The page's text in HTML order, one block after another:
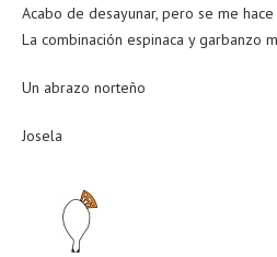
Acabo de desayunar, pero se me
La combinación espinaca y garbanzo
Un abrazo norteño
Josela